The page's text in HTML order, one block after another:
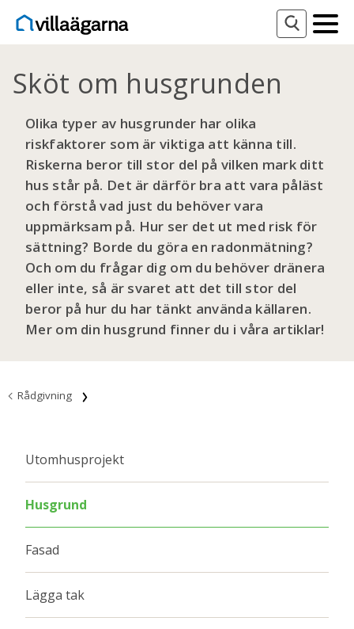
Sköt om husgrunden
Olika typer av husgrunder har olika
riskfaktorer som är viktiga att känna till.
Riskerna beror till stor del på vilken mark ditt
hus står på. Det är därför bra att vara påläst
och förstå vad just du behöver vara
uppmärksam på. Hur ser det ut med risk för
sättning? Borde du göra en radonmätning?
Och om du frågar dig om du behöver dränera
eller inte, så är svaret att det till stor del
beror på hur du har tänkt använda källaren.
Mer om din husgrund finner du i våra artiklar!
Rådgivning
Utomhusprojekt
Husgrund
Fasad
Lägga tak